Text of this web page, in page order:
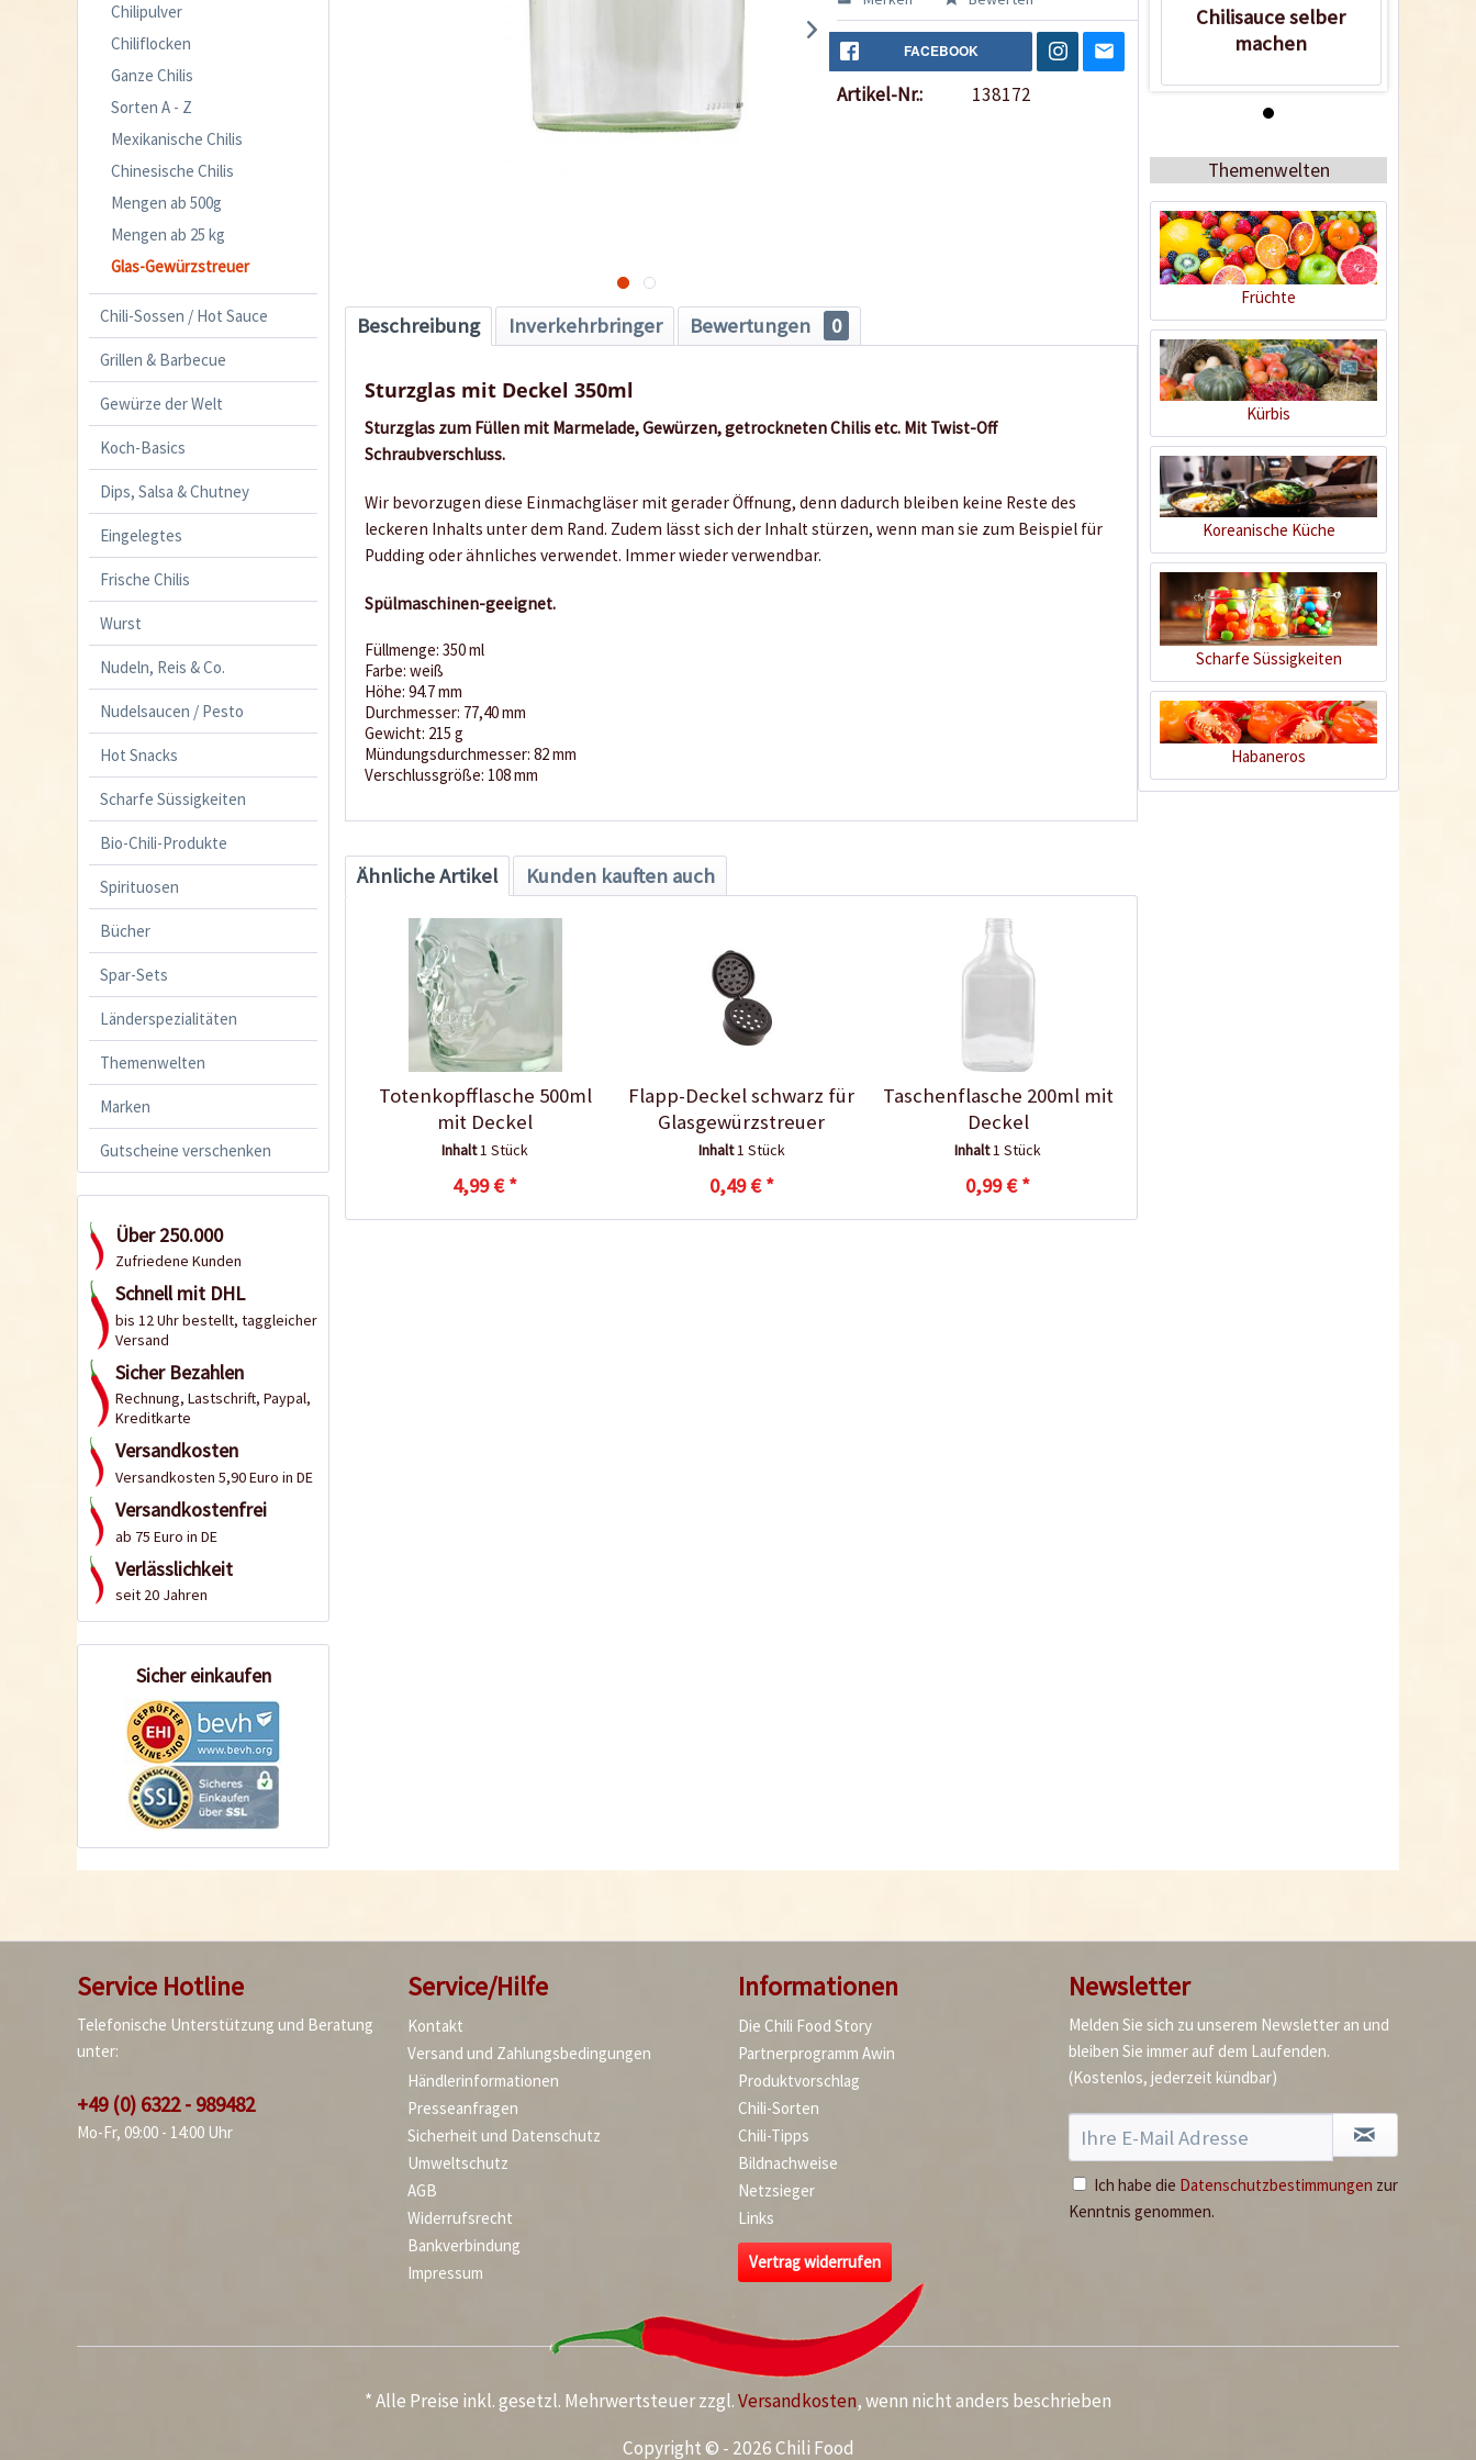
Chilipulver
Chiliflocken
Ganze Chilis
Sorten A - Z
Mexikanische Chilis
Chinesische Chilis
Mengen ab 500g
Mengen ab 25 kg
Glas-Gewürzstreuer
Chili-Sossen / Hot Sauce
Grillen & Barbecue
Gewürze der Welt
Koch-Basics
Dips, Salsa & Chutney
Eingelegtes
Frische Chilis
Wurst
Nudeln, Reis & Co.
Nudelsaucen / Pesto
Hot Snacks
Scharfe Süssigkeiten
Bio-Chili-Produkte
Spirituosen
Bücher
Spar-Sets
Länderspezialitäten
Themenwelten
Marken
Gutscheine verschenken
Über 250.000
Zufriedene Kunden
Schnell mit DHL
bis 12 Uhr bestellt, taggleicher
Versand
Sicher Bezahlen
Rechnung, Lastschrift, Paypal,
Kreditkarte
Versandkosten
Versandkosten 5,90 Euro in DE
Versandkostenfrei
ab 75 Euro in DE
Verlässlichkeit
seit 20 Jahren
Sicher einkaufen
FACEBOOK
Artikel-Nr.: 138172
Beschreibung Inverkehrbringer Bewertungen 0
Sturzglas mit Deckel 350ml
Sturzglas zum Füllen mit Marmelade, Gewürzen, getrockneten Chilis etc. Mit Twist-Off
Schraubverschluss.
Wir bevorzugen diese Einmachgläser mit gerader Öffnung, denn dadurch bleiben keine Reste des
leckeren Inhalts unter dem Rand. Zudem lässt sich der Inhalt stürzen, wenn man sie zum Beispiel für
Pudding oder ähnliches verwendet. Immer wieder verwendbar.
Spülmaschinen-geeignet.
Füllmenge: 350 ml
Farbe: weiß
Höhe: 94.7 mm
Durchmesser: 77,40 mm
Gewicht: 215 g
Mündungsdurchmesser: 82 mm
Verschlussgröße: 108 mm
Ähnliche Artikel Kunden kauften auch
Totenkopfflasche 500ml
mit Deckel
Inhalt1 Stück
4,99 € *
Flapp-Deckel schwarz für
Glasgewürzstreuer
Inhalt1 Stück
0,49 € *
Taschenflasche 200ml mit
Deckel
Inhalt1 Stück
0,99 € *
Chilisauce selber
machen
Chilisauce selber
machen
Themenwelten
Früchte
Kürbis
Koreanische Küche
Scharfe Süssigkeiten
Habaneros
Service Hotline
Telefonische Unterstützung und Beratung
unter:
+49 (0) 6322 - 989482
Mo-Fr, 09:00 - 14:00 Uhr
Service/Hilfe
Kontakt
Versand und Zahlungsbedingungen
Händlerinformationen
Presseanfragen
Sicherheit und Datenschutz
Umweltschutz
AGB
Widerrufsrecht
Bankverbindung
Impressum
Informationen
Die Chili Food Story
Partnerprogramm Awin
Produktvorschlag
Chili-Sorten
Chili-Tipps
Bildnachweise
Netzsieger
Links
Vertrag widerrufen
Newsletter
Melden Sie sich zu unserem Newsletter an und
bleiben Sie immer auf dem Laufenden.
(Kostenlos, jederzeit kündbar)
Ich habe die Datenschutzbestimmungen zur
Kenntnis genommen.
* Alle Preise inkl. gesetzl. Mehrwertsteuer zzgl.Versandkosten, wenn nicht anders beschrieben
Copyright © - 2026 Chili Food